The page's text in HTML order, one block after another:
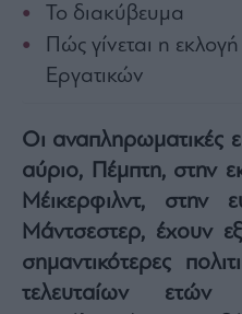
Life
&
Υγεία
Architecture
&
Design
Fashion
&
Art
Watches
Yachts
Το διακύβευμα
Πώς γίνεται η
Εργατικών
Οι αναπληρωματικές
αύριο, Πέμπτη, στην
Μέικερφιλντ, στην
Μάντσεστερ, έχουν
σημαντικότερες
τελευταίων